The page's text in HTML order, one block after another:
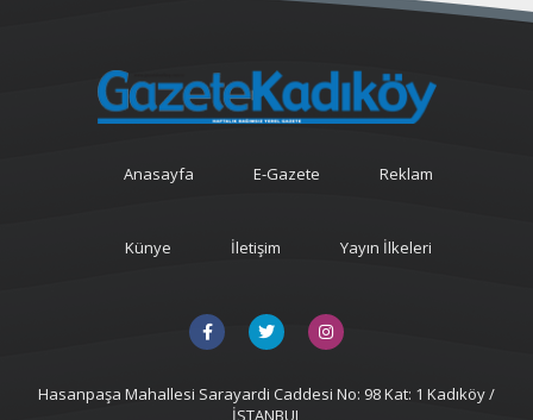
Anasayfa E-Gazete Reklam
Künye İletişim Yayın İlkeleri
Hasanpaşa Mahallesi Sarayardi Caddesi No: 98 Kat: 1 Kadıköy /
İSTANBUL